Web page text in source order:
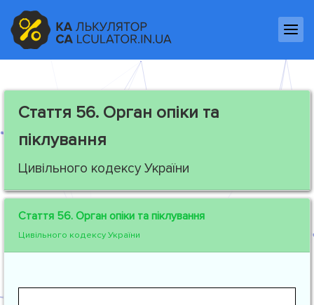
Стаття 56. Орган опіки та
піклування
Цивільного кодексу України
Стаття 56. Орган опіки та піклування
Цивільного кодексу України